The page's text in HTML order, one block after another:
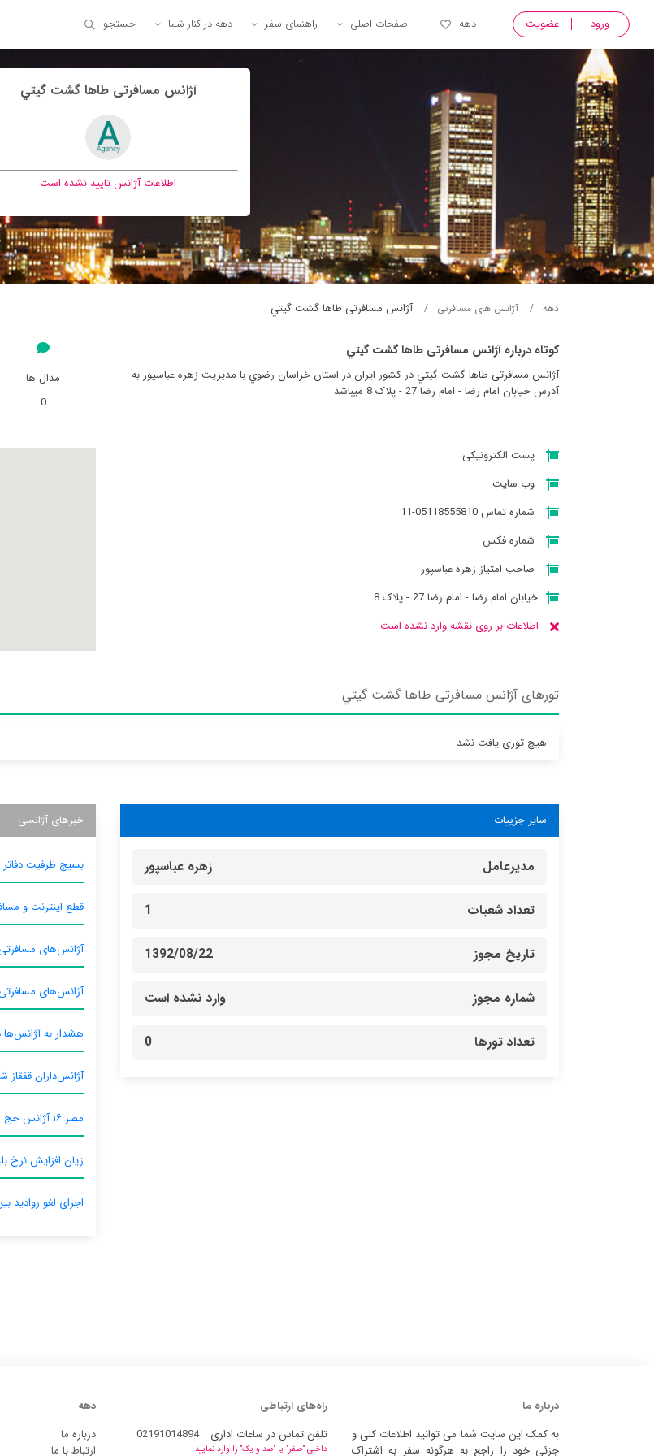
ورود عضویت دهه صفحات اصلی راهنمای سفر دهه در کنار شما جستجو
آژانس مسافرتی طاها گشت گيتي
اطلاعات آژانس تایید نشده است
دهه آژانس های مسافرتی آژانس مسافرتی طاها گشت گيتي
کوتاه درباره آژانس مسافرتی طاها گشت گيتي
آژانس مسافرتی طاها گشت گيتي در کشور ایران در استان خراسان رضوي با مدیریت زهره عباسپور به
آدرس خیابان امام رضا - امام رضا 27 - پلاک 8 میباشد
مدال ها
0
پست الکترونیکی
وب سایت
شماره تماس 05118555810-11
شماره فکس
صاحب امتیاز زهره عباسپور
خیابان امام رضا - امام رضا 27 - پلاک 8
اطلاعات بر روی نقشه وارد نشده است
تورهای آژانس مسافرتی طاها گشت گيتي
هیچ توری یافت نشد
سایر جزییات
مدیرعامل زهره عباسپور
تعداد شعبات 1
تاریخ مجوز 1392/08/22
شماره مجوز وارد نشده است
تعداد تورها 0
خبرهای آژانسی
بسیج ظرفیت
قطع اینترنت و
آژانس‌های مسافرتی
آژانس‌های
هشدار به آژانس‌ها
آژانس‌داران قفقاز
مصر ۱۶ آژانس حج را دادگاهی می‌کند
زیان افزایش نرخ
اجرای لغو روادید
درباره ما
به کمک این سایت شما می توانید اطلاعات کلی و
جزئی خود را راجع به هرگونه سفر به اشتراک
راه‌های ارتباطی
تلفن تماس در ساعات اداری
02191014894
داخلی "صفر" یا "صد و یک" را وارد نمایید
دهه
درباره ما
ارتباط با ما